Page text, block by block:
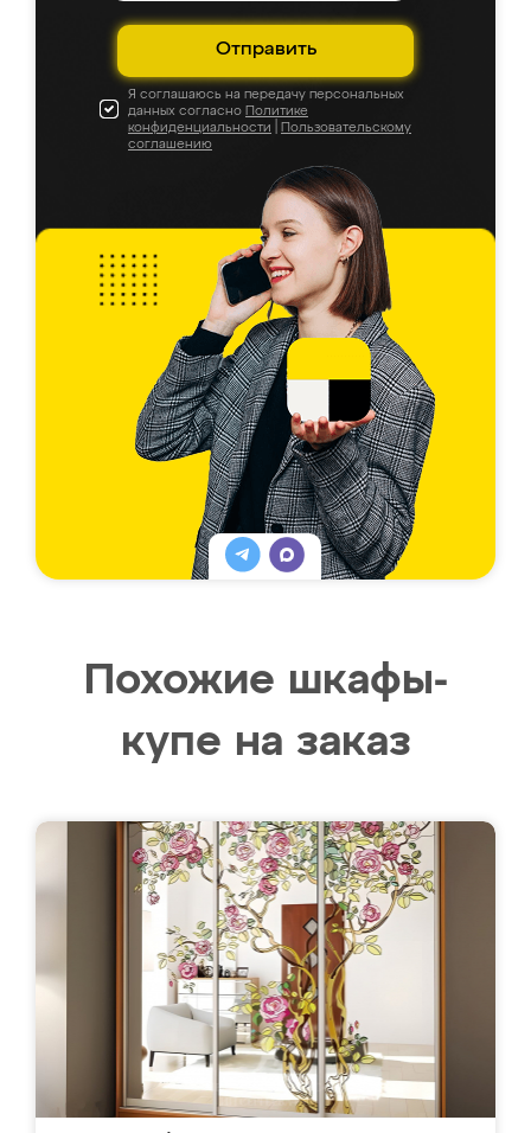
Отправить
Я соглашаюсь на передачу персональных
данных согласно Политике
конфиденциальности
Пользовательскому
соглашению
Похожие шкафы-
купе на заказ